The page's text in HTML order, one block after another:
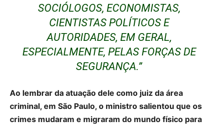
SOCIÓLOGOS, ECONOMISTAS,
CIENTISTAS POLÍTICOS E
AUTORIDADES, EM GERAL,
ESPECIALMENTE, PELAS FORÇAS DE
SEGURANÇA.”
Ao lembrar da atuação dele como juiz da área
criminal, em São Paulo, o ministro salientou que os
crimes mudaram e migraram do mundo físico para